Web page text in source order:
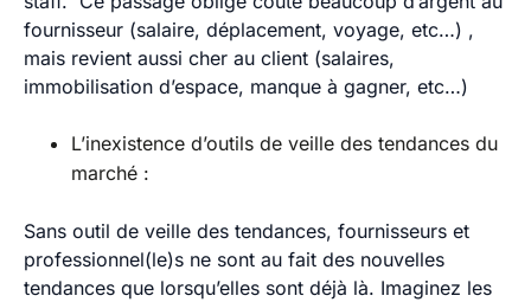
fournisseur (salaire, déplacement, voyage, etc…) ,
mais revient aussi cher au client (salaires,
immobilisation d’espace, manque à gagner, etc…)
L’inexistence d’outils de veille des tendances du
marché :
Sans outil de veille des tendances, fournisseurs et
professionnel(le)s ne sont au fait des nouvelles
tendances que lorsqu’elles sont déjà là. Imaginez les